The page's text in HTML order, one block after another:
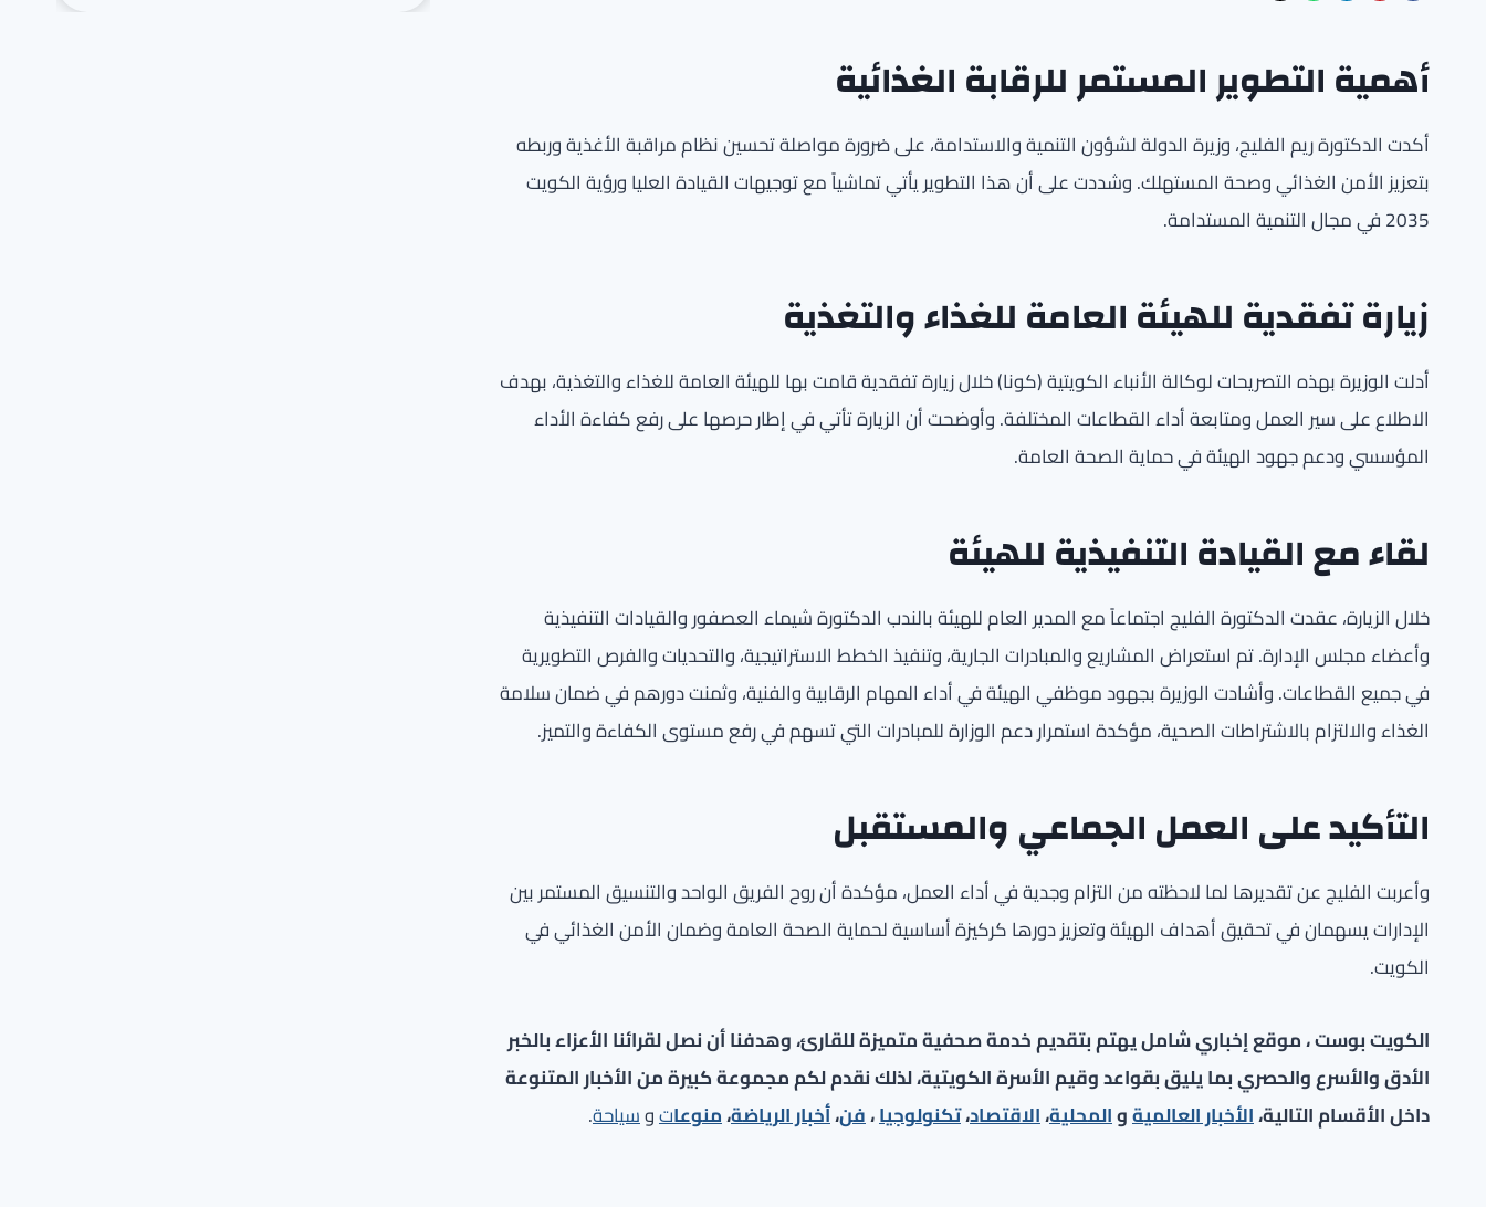
أهمية التطوير المستمر للرقابة الغذائية
أكدت الدكتورة ريم الفليج، وزيرة الدولة لشؤون التنمية والاستدامة، على ضرورة مواصلة تحسين نظام مراقبة الأغذية وربطه
بتعزيز الأمن الغذائي وصحة المستهلك. وشددت على أن هذا التطوير يأتي تماشياً مع توجيهات القيادة العليا ورؤية الكويت
2035 في مجال التنمية المستدامة.
زيارة تفقدية للهيئة العامة للغذاء والتغذية
أدلت الوزيرة بهذه التصريحات لوكالة الأنباء الكويتية (كونا) خلال زيارة تفقدية قامت بها للهيئة العامة للغذاء والتغذية، بهدف
الاطلاع على سير العمل ومتابعة أداء القطاعات المختلفة. وأوضحت أن الزيارة تأتي في إطار حرصها على رفع كفاءة الأداء
المؤسسي ودعم جهود الهيئة في حماية الصحة العامة.
لقاء مع القيادة التنفيذية للهيئة
خلال الزيارة، عقدت الدكتورة الفليج اجتماعاً مع المدير العام للهيئة بالندب الدكتورة شيماء العصفور والقيادات التنفيذية
وأعضاء مجلس الإدارة. تم استعراض المشاريع والمبادرات الجارية، وتنفيذ الخطط الاستراتيجية، والتحديات والفرص التطويرية
في جميع القطاعات. وأشادت الوزيرة بجهود موظفي الهيئة في أداء المهام الرقابية والفنية، وثمنت دورهم في ضمان سلامة
الغذاء والالتزام بالاشتراطات الصحية، مؤكدة استمرار دعم الوزارة للمبادرات التي تسهم في رفع مستوى الكفاءة والتميز.
التأكيد على العمل الجماعي والمستقبل
وأعربت الفليج عن تقديرها لما لاحظته من التزام وجدية في أداء العمل، مؤكدة أن روح الفريق الواحد والتنسيق المستمر بين
الإدارات يسهمان في تحقيق أهداف الهيئة وتعزيز دورها كركيزة أساسية لحماية الصحة العامة وضمان الأمن الغذائي في
الكويت.
الكويت بوست ، موقع إخباري شامل يهتم بتقديم خدمة صحفية متميزة للقارئ، وهدفنا أن نصل لقرائنا الأعزاء بالخبر
الأدق والأسرع والحصري بما يليق بقواعد وقيم الأسرة الكويتية، لذلك نقدم لكم مجموعة كبيرة من الأخبار المتنوعة
داخل الأقسام التالية،الأخبار العالميةوالمحلية،الاقتصاد،تكنولوجيا،فن،أخبار الرياضة،منوعاتوسياحة.